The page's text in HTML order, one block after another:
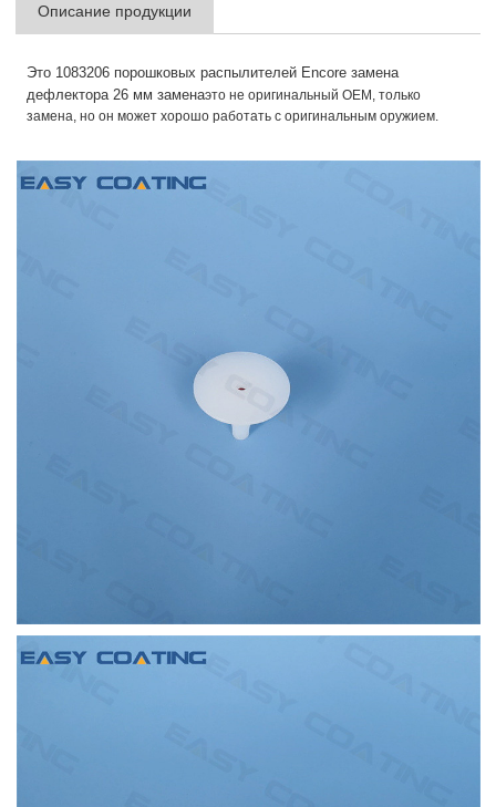
Описание продукции
Это 1083206 порошковых распылителей Encore замена
дефлектора 26 мм заменаэто не оригинальный OEM, только
замена, но он может хорошо работать с оригинальным оружием.